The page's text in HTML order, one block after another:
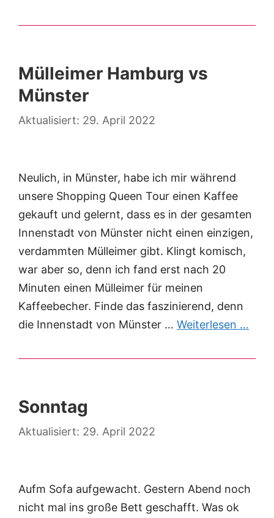
Mülleimer Hamburg vs
Münster
29. April 2022
Neulich, in Münster, habe ich mir während
unsere Shopping Queen Tour einen Kaffee
gekauft und gelernt, dass es in der gesamten
Innenstadt von Münster nicht einen einzigen,
verdammten Mülleimer gibt. Klingt komisch,
war aber so, denn ich fand erst nach 20
Minuten einen Mülleimer für meinen
Kaffeebecher. Finde das faszinierend, denn
die Innenstadt von Münster … Weiterlesen …
Sonntag
29. April 2022
Aufm Sofa aufgewacht. Gestern Abend noch
nicht mal ins große Bett geschafft. Was ok